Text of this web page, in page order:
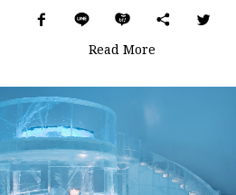
Read More